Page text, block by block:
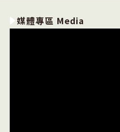
媒體專區 Media